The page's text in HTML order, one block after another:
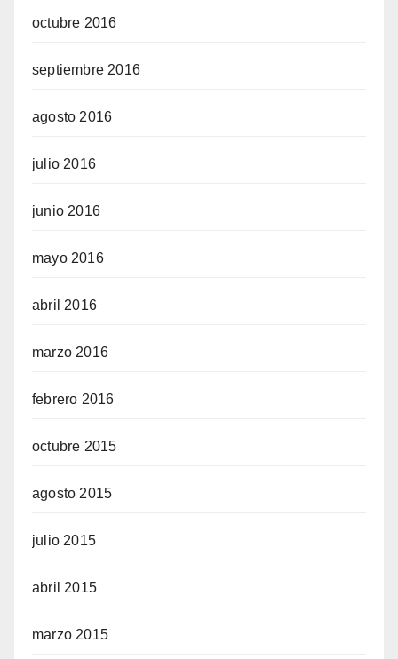
octubre 2016
septiembre 2016
agosto 2016
julio 2016
junio 2016
mayo 2016
abril 2016
marzo 2016
febrero 2016
octubre 2015
agosto 2015
julio 2015
abril 2015
marzo 2015